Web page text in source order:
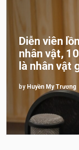
Diễn viên
nhân vật,
là nhân vật
by Huyền My Trương